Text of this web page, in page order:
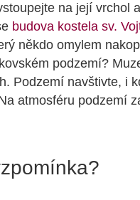
na její vrchol
budova kostela sv.
někdo omylem
podzemí?
Podzemí navštivte, i
atmosféru podzemí